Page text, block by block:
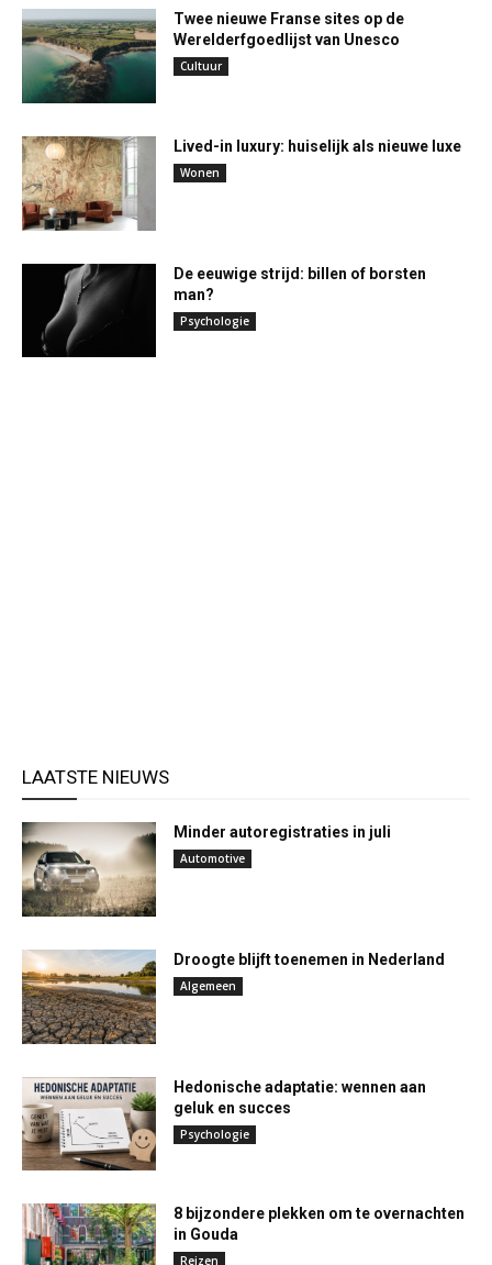
Twee nieuwe Franse sites op de
Werelderfgoedlijst van Unesco
Cultuur
Lived-in luxury: huiselijk als nieuwe luxe
Wonen
De eeuwige strijd: billen of borsten
man?
Psychologie
LAATSTE NIEUWS
Minder autoregistraties in juli
Automotive
Droogte blijft toenemen in Nederland
Algemeen
Hedonische adaptatie: wennen aan
geluk en succes
Psychologie
8 bijzondere plekken om te overnachten
in Gouda
Reizen